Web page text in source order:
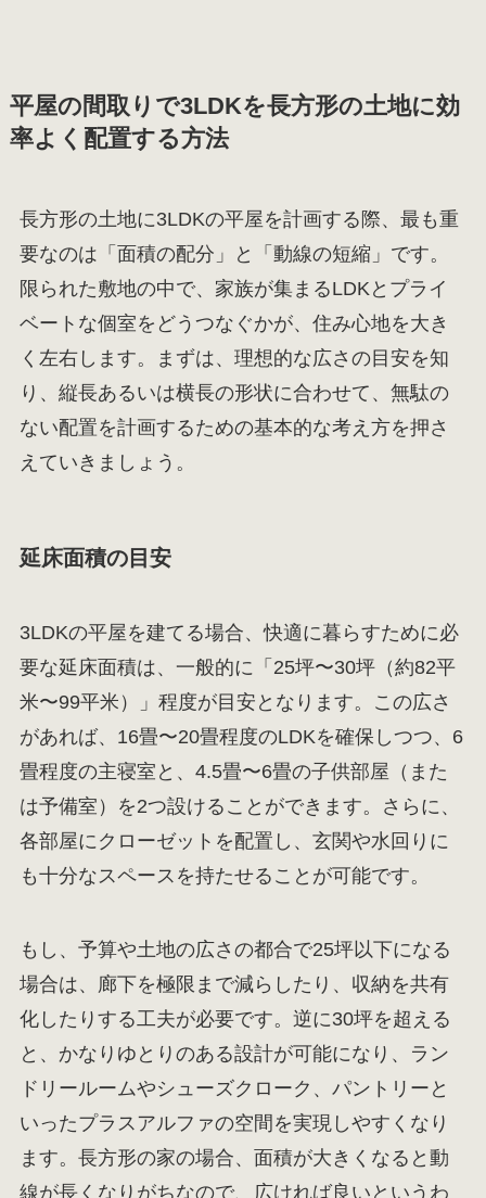
平屋の間取りで3LDKを長方形の土地に効
率よく配置する方法
長方形の土地に3LDKの平屋を計画する際、最も重
要なのは「面積の配分」と「動線の短縮」です。
限られた敷地の中で、家族が集まるLDKとプライ
ベートな個室をどうつなぐかが、住み心地を大き
く左右します。まずは、理想的な広さの目安を知
り、縦長あるいは横長の形状に合わせて、無駄の
ない配置を計画するための基本的な考え方を押さ
えていきましょう。
延床面積の目安
3LDKの平屋を建てる場合、快適に暮らすために必
要な延床面積は、一般的に「25坪〜30坪（約82平
米〜99平米）」程度が目安となります。この広さ
があれば、16畳〜20畳程度のLDKを確保しつつ、6
畳程度の主寝室と、4.5畳〜6畳の子供部屋（また
は予備室）を2つ設けることができます。さらに、
各部屋にクローゼットを配置し、玄関や水回りに
も十分なスペースを持たせることが可能です。
もし、予算や土地の広さの都合で25坪以下になる
場合は、廊下を極限まで減らしたり、収納を共有
化したりする工夫が必要です。逆に30坪を超える
と、かなりゆとりのある設計が可能になり、ラン
ドリールームやシューズクローク、パントリーと
いったプラスアルファの空間を実現しやすくなり
ます。長方形の家の場合、面積が大きくなると動
線が長くなりがちなので、広ければ良いというわ